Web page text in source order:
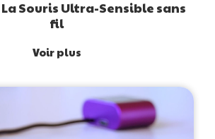
La Souris Ultra-Sensible sans
fil
Voir plus